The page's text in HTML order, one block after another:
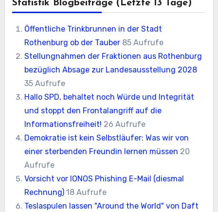
Statistik Blogbeiträge (letzte 13 Tage)
Öffentliche Trinkbrunnen in der Stadt
Rothenburg ob der Tauber 85 Aufrufe
Stellungnahmen der Fraktionen aus Rothenburg
bezüglich Absage zur Landesausstellung 2028
35 Aufrufe
Hallo SPD, behaltet noch Würde und Integrität
und stoppt den Frontalangriff auf die
Informationsfreiheit! 26 Aufrufe
Demokratie ist kein Selbstläufer: Was wir von
einer sterbenden Freundin lernen müssen 20
Aufrufe
Vorsicht vor IONOS Phishing E-Mail (diesmal
Rechnung) 18 Aufrufe
Teslaspulen lassen "Around the World" von Daft